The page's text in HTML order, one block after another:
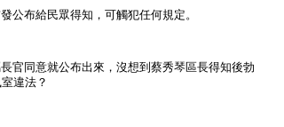
布給民眾得知，可觸犯任何規定。
官同意就公布出來，沒想到蔡秀琴區長得知後勃
違法？